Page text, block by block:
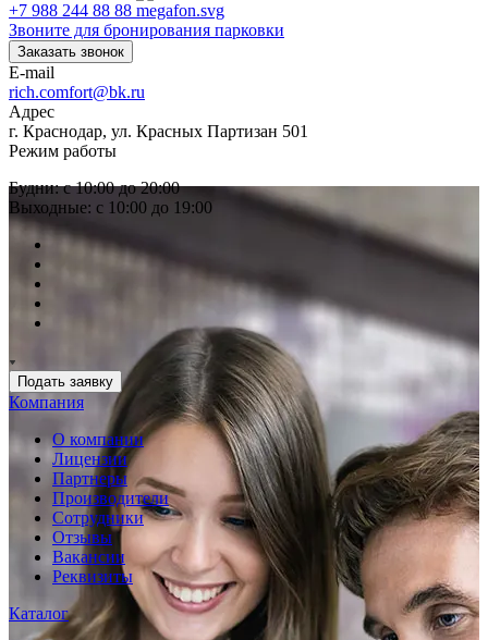
+7 988 244 88 88
Звоните для бронирования парковки
Заказать звонок
E-mail
rich.comfort@bk.ru
Адрес
г. Краснодар, ул. Красных Партизан 501
Режим работы
Будни: с 10:00 до 20:00
Выходные: с 10:00 до 19:00
Подать заявку
Компания
О компании
Лицензии
Партнеры
Производители
Сотрудники
Отзывы
Вакансии
Реквизиты
Каталог